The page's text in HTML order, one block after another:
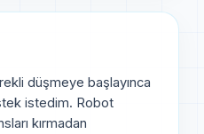
düşmeye başlayınca
istedim. Robot
kırmadan